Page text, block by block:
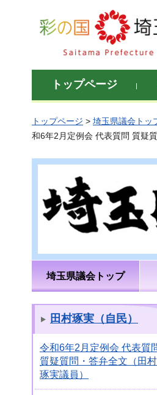
彩の国 埼玉県
トップページ
トップページ > 埼玉県議会トッ
和6年2月定例会 代表質問 質疑
埼玉県議会トップ
田村琢実（自民）
令和6年2月定例会 代表質
質疑質問・答弁全文（田村
琢実議員）